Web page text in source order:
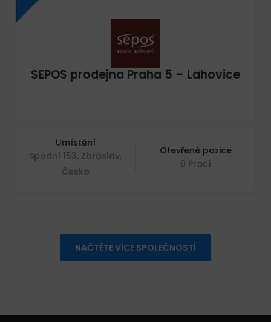
SEPOS prodejna Praha 5 – Lahovice
Umístění
Spodní 153, Zbraslav,
Česko
Otevřené pozice
0 Prací
NAČTĚTE VÍCE SPOLEČNOSTÍ